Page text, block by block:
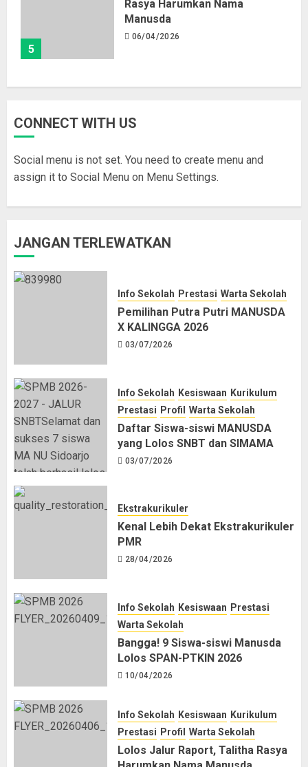
5
Rasya Harumkan Nama
Manusda
06/04/2026
CONNECT WITH US
Social menu is not set. You need to create menu and
assign it to Social Menu on Menu Settings.
JANGAN TERLEWATKAN
Info Sekolah Prestasi Warta Sekolah
Pemilihan Putra Putri MANUSDA
X KALINGGA 2026
03/07/2026
Info Sekolah Kesiswaan Kurikulum
Prestasi Profil Warta Sekolah
Daftar Siswa-siswi MANUSDA
yang Lolos SNBT dan SIMAMA
03/07/2026
Ekstrakurikuler
Kenal Lebih Dekat Ekstrakurikuler
PMR
28/04/2026
Info Sekolah Kesiswaan Prestasi
Warta Sekolah
Bangga! 9 Siswa-siswi Manusda
Lolos SPAN-PTKIN 2026
10/04/2026
Info Sekolah Kesiswaan Kurikulum
Prestasi Profil Warta Sekolah
Lolos Jalur Raport, Talitha Rasya